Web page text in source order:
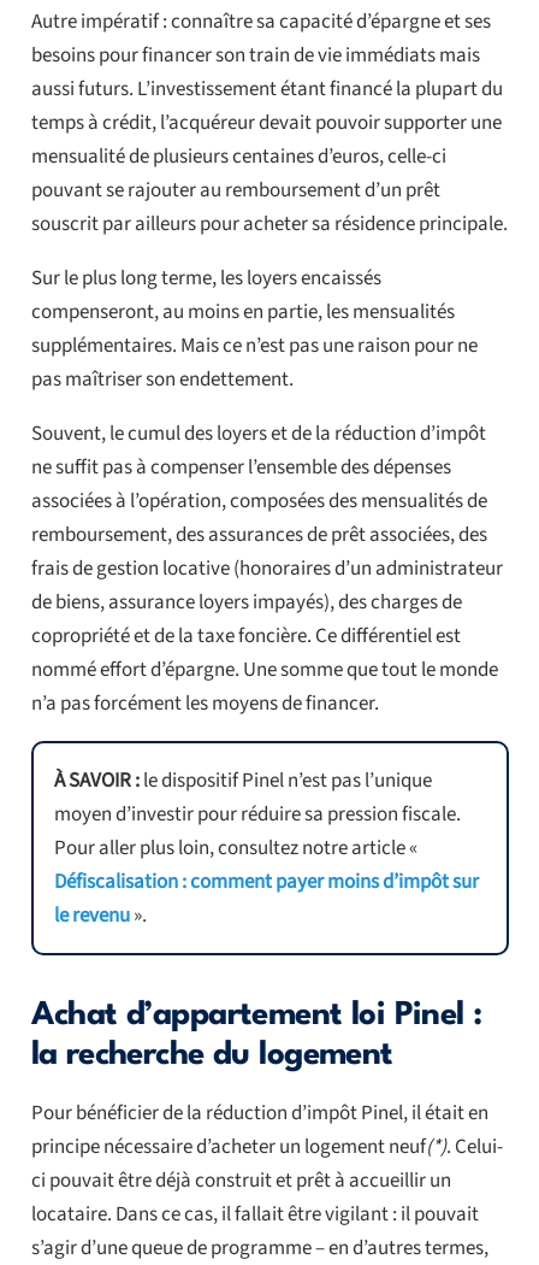
Autre impératif : connaître sa capacité d’épargne et ses
besoins pour financer son train de vie immédiats mais
aussi futurs. L’investissement étant financé la plupart du
temps à crédit, l’acquéreur devait pouvoir supporter une
mensualité de plusieurs centaines d’euros, celle-ci
pouvant se rajouter au remboursement d’un prêt
souscrit par ailleurs pour acheter sa résidence principale.
Sur le plus long terme, les loyers encaissés
compenseront, au moins en partie, les mensualités
supplémentaires. Mais ce n’est pas une raison pour ne
pas maîtriser son endettement.
Souvent, le cumul des loyers et de la réduction d’impôt
ne suffit pas à compenser l’ensemble des dépenses
associées à l’opération, composées des mensualités de
remboursement, des assurances de prêt associées, des
frais de gestion locative (honoraires d’un administrateur
de biens, assurance loyers impayés), des charges de
copropriété et de la taxe foncière. Ce différentiel est
nommé effort d’épargne. Une somme que tout le monde
n’a pas forcément les moyens de financer.
À SAVOIR :le dispositif Pinel n’est pas l’unique
moyen d’investir pour réduire sa pression fiscale.
Pour aller plus loin, consultez notre article «
Défiscalisation : comment payer moins d’impôt sur
le revenu».
Achat d’appartement loi Pinel :
la recherche du logement
Pour bénéficier de la réduction d’impôt Pinel, il était en
principe nécessaire d’acheter un logement neuf(*). Celui-
ci pouvait être déjà construit et prêt à accueillir un
locataire. Dans ce cas, il fallait être vigilant : il pouvait
s’agir d’une queue de programme – en d’autres termes,